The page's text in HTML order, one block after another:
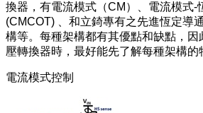
換器，有電流模式（CM）、電流模式-
(CMCOT) 、和立錡專有之先進恆定導
構等。每種架構都有其優點和缺點，因
壓轉換器時，最好能先了解每種架構的
電流模式控制